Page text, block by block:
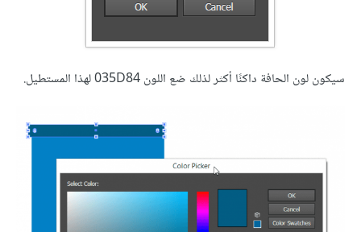
سيكون لون الحافة داكنًا أكثر لذلك ضع اللون 035D84 لهذا المستطيل.